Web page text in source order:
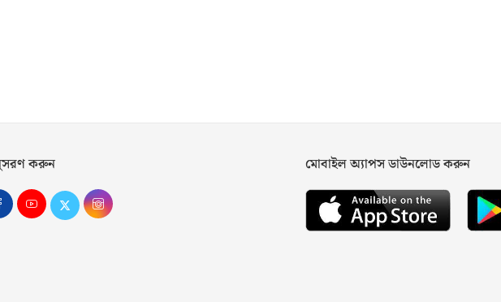
করুন মোবাইল অ্যাপস ডাউনলোড করুন